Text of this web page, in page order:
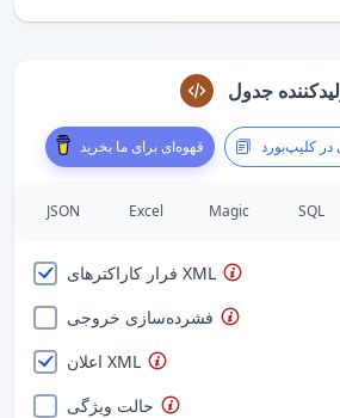
جدول
قهوه‌ای برای ما بخرید در کلیپ‌بورد
JSON Excel Magic SQL
فرار کاراکترهای XML
فشرده‌سازی خروجی
اعلان XML
حالت ویژگی